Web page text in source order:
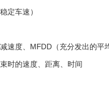
定车速）
速度、 MFDD （充分发出的平
时的速度、距离、时间